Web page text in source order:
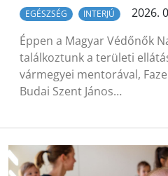
EGÉSZSÉG INTERJÚ
2026.
Éppen a Magyar Védőnők
találkoztunk a területi
vármegyei mentorával,
Budai Szent János…